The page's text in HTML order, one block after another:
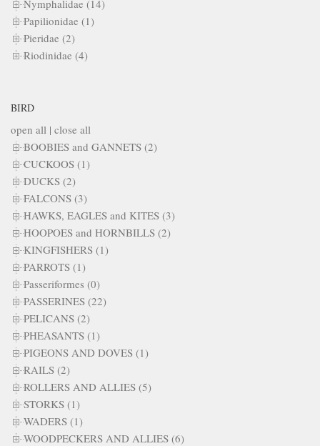
Nymphalidae (14)
Papilionidae (1)
Pieridae (2)
Riodinidae (4)
BIRD
open all | close all
BOOBIES and GANNETS (2)
CUCKOOS (1)
DUCKS (2)
FALCONS (3)
HAWKS, EAGLES and KITES (3)
HOOPOES and HORNBILLS (2)
KINGFISHERS (1)
PARROTS (1)
Passeriformes (0)
PASSERINES (22)
PELICANS (2)
PHEASANTS (1)
PIGEONS AND DOVES (1)
RAILS (2)
ROLLERS AND ALLIES (5)
STORKS (1)
WADERS (1)
WOODPECKERS AND ALLIES (6)